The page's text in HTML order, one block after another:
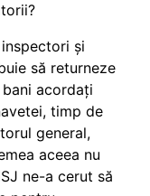
și
să returneze
acordați
timp de
general,
aceea nu
ne-a cerut să